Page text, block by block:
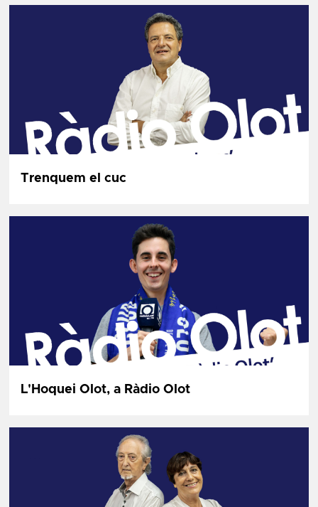
Trenquem el cuc
L'Hoquei Olot, a Ràdio Olot